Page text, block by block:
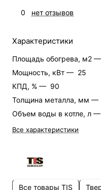
0 нет отзывов
Характеристики
Площадь обогрева, м2 —
Мощность, кВт — 25
КПД, % — 90
Толщина металла, мм —
Объем воды в котле, л —
Все характеристики
Все товары TIS